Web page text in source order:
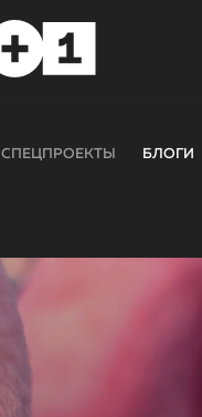
СПЕЦПРОЕКТЫ БЛОГИ